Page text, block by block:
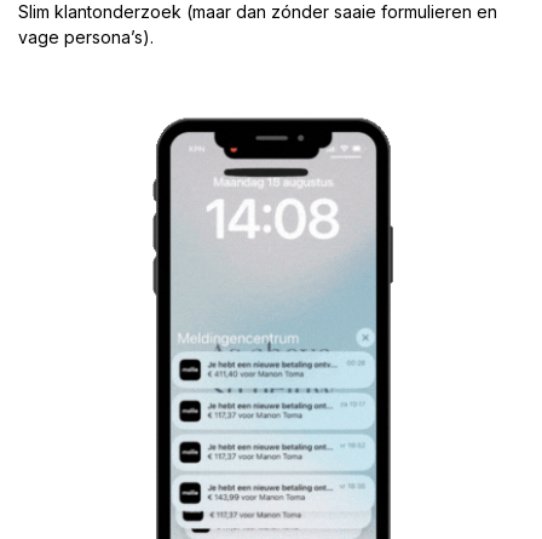
Slim klantonderzoek (maar dan zónder saaie formulieren en
vage persona’s).